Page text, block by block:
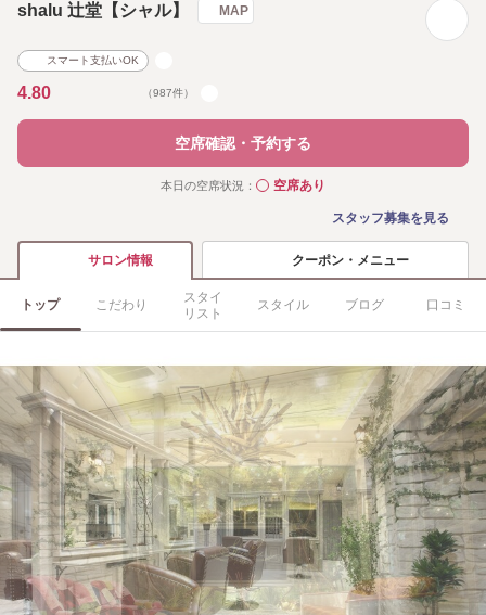
shalu 辻堂【シャル】 MAP
スマート支払いOK
4.80 （987件）
空席確認・予約する
本日の空席状況： ◯空席あり
スタッフ募集を見る
サロン情報 クーポン・メニュー
トップ こだわり
スタイ
リスト
スタイル ブログ 口コミ